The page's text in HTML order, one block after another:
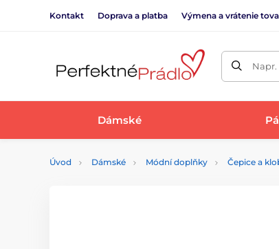
Kontakt Doprava a platba Výmena a vrátenie
Dámské
Úvod Dámské Módní doplňky Čepice a